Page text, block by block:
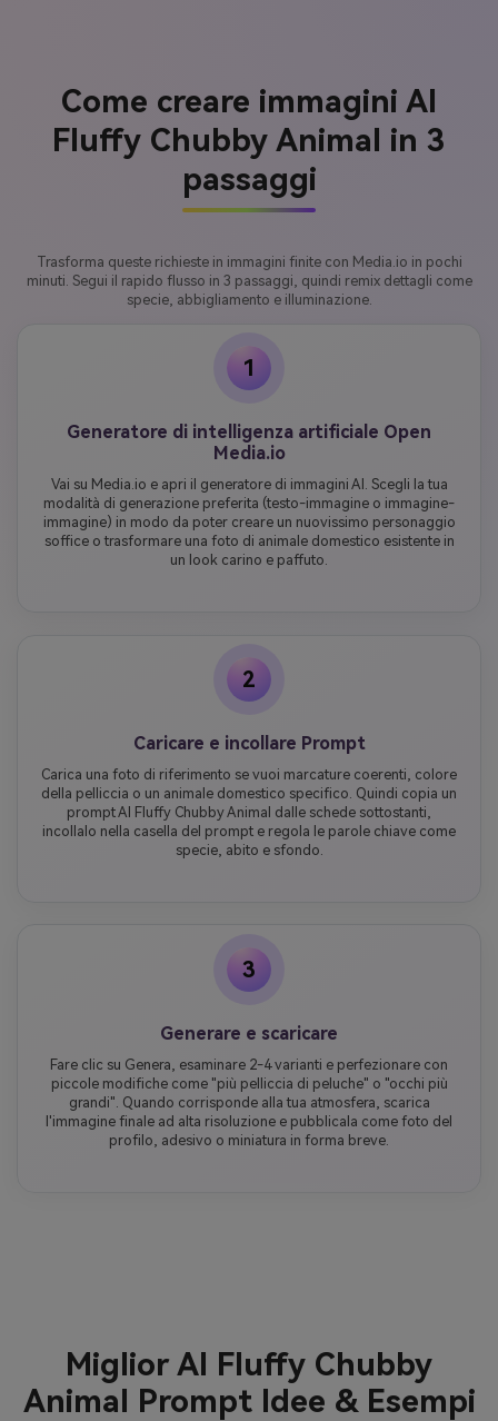
Come creare immagini AI
Fluffy Chubby Animal in 3
passaggi
Trasforma queste richieste in immagini finite con Media.io in pochi
minuti. Segui il rapido flusso in 3 passaggi, quindi remix dettagli come
specie, abbigliamento e illuminazione.
1
Generatore di intelligenza artificiale Open
Media.io
Vai su Media.io e apri il generatore di immagini AI. Scegli la tua
modalità di generazione preferita (testo-immagine o immagine-
immagine) in modo da poter creare un nuovissimo personaggio
soffice o trasformare una foto di animale domestico esistente in
un look carino e paffuto.
2
Caricare e incollare Prompt
Carica una foto di riferimento se vuoi marcature coerenti, colore
della pelliccia o un animale domestico specifico. Quindi copia un
prompt AI Fluffy Chubby Animal dalle schede sottostanti,
incollalo nella casella del prompt e regola le parole chiave come
specie, abito e sfondo.
3
Generare e scaricare
Fare clic su Genera, esaminare 2-4 varianti e perfezionare con
piccole modifiche come "più pelliccia di peluche" o "occhi più
grandi". Quando corrisponde alla tua atmosfera, scarica
l'immagine finale ad alta risoluzione e pubblicala come foto del
profilo, adesivo o miniatura in forma breve.
Miglior AI Fluffy Chubby
Animal Prompt Idee & Esempi